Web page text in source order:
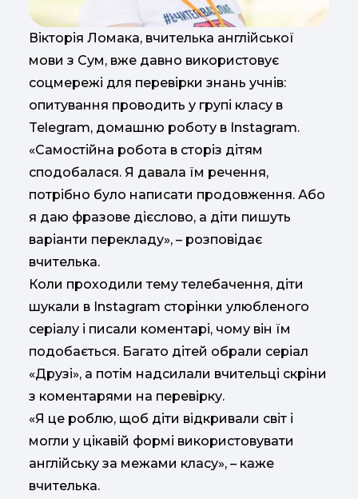
Вікторія Ломака, вчителька англійської
мови з Сум, вже давно використовує
соцмережі для перевірки знань учнів:
опитування проводить у групі класу в
Telegram, домашню роботу в Instagram.
«Cамостійна робота в сторіз дітям
сподобалася. Я давала їм речення,
потрібно було написати продовження. Або
я даю фразове дієслово, а діти пишуть
варіанти перекладу», – розповідає
вчителька.
Коли проходили тему телебачення, діти
шукали в Instagram сторінки улюбленого
серіалу і писали коментарі, чому він їм
подобається. Багато дітей обрали серіал
«Друзі», а потім надсилали вчительці скріни
з коментарями на перевірку.
«Я це роблю, щоб діти відкривали світ і
могли у цікавій формі використовувати
англійську за межами класу», – каже
вчителька.